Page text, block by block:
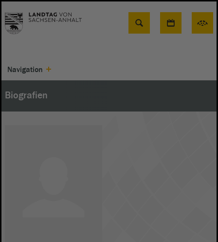
Suche
Navigation
Biografien